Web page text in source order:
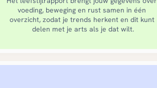
voeding, beweging en rust samen in één
overzicht, zodat je trends herkent en dit kunt
delen met je arts als je dat wilt.